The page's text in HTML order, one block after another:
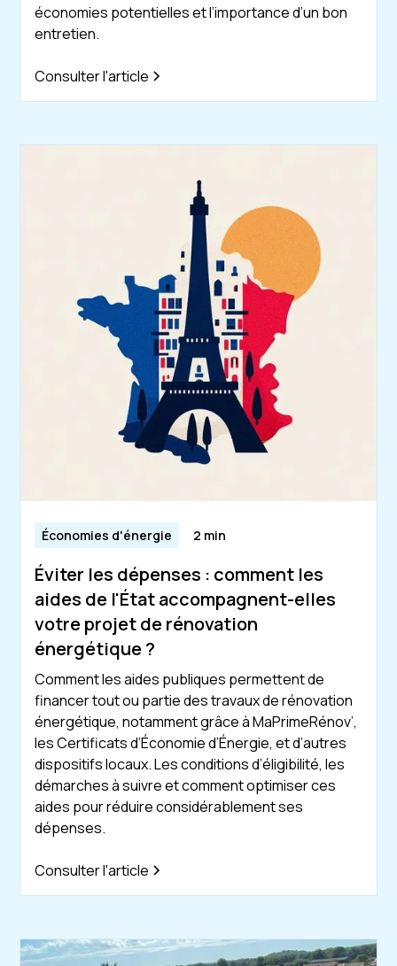
économies potentielles et l’importance d’un bon
entretien.
Consulter l'article
Économies d'énergie 2 min
Éviter les dépenses : comment les
aides de l'État accompagnent-elles
votre projet de rénovation
énergétique ?
Comment les aides publiques permettent de
financer tout ou partie des travaux de rénovation
énergétique, notamment grâce à MaPrimeRénov’,
les Certificats d’Économie d’Énergie, et d’autres
dispositifs locaux. Les conditions d’éligibilité, les
démarches à suivre et comment optimiser ces
aides pour réduire considérablement ses
dépenses.
Consulter l'article